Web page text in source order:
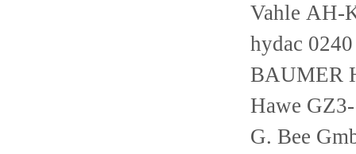
Vahle AH-
hydac
BAUMER
Hawe
G. Bee